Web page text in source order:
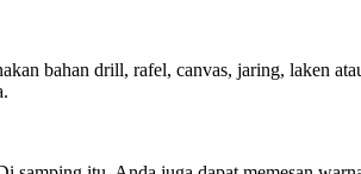
bahan drill, rafel, canvas, jaring, laken